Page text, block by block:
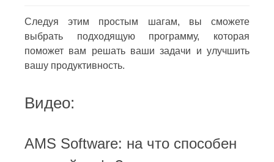
Следуя этим простым шагам, вы сможете
выбрать подходящую программу, которая
поможет вам решать ваши задачи и улучшить
вашу продуктивность.
Видео:
AMS Software: на что способен